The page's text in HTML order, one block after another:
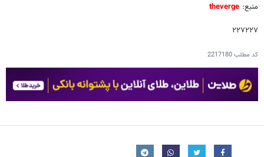
منبع: theverge
۲۲۷۲۲۷
کد مطلب2217180